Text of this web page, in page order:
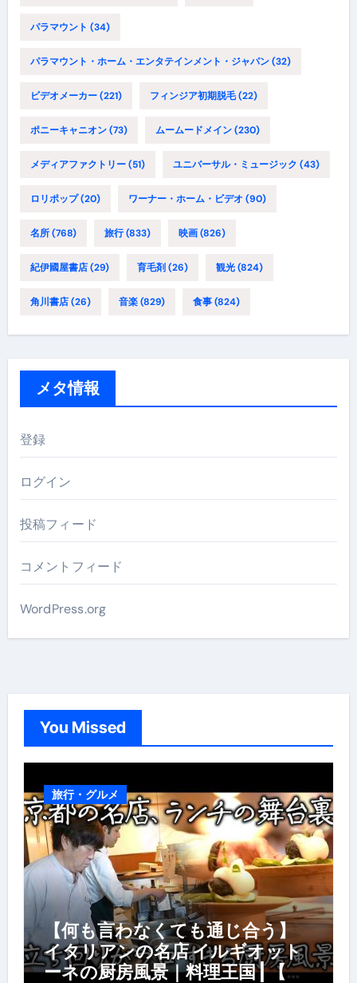
パラマウント (34)
パラマウント・ホーム・エンタテインメント・ジャパン(32)
ビデオメーカー(221) フィンジア初期脱毛(22)
ポニーキャニオン(73) ムームードメイン(230)
メディアファクトリー(51) ユニバーサル・ミュージック (43)
ロリポップ(20) ワーナー・ホーム・ビデオ (90)
名所(768) 旅行(833) 映画(826)
紀伊國屋書店(29) 育毛剤 (26) 観光(824)
角川書店(26) 音楽(829) 食事(824)
メタ情報
登録
ログイン
投稿フィード
コメントフィード
WordPress.org
You Missed
旅行・グルメ
【何も言わなくても通じ合う】
イタリアンの名店 イルギオット
ーネの厨房風景｜料理王国 | 【厨